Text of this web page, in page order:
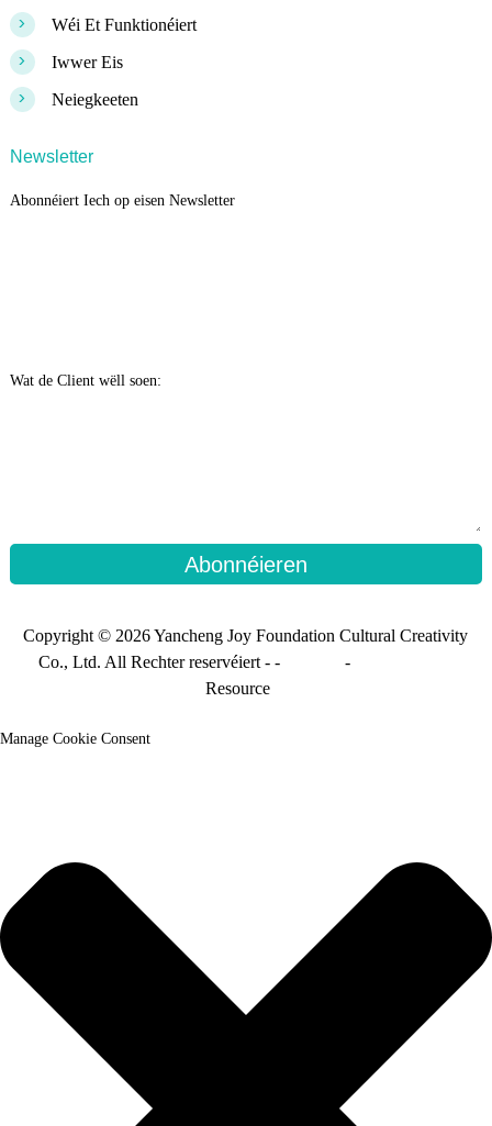
> Wéi Et Funktionéiert
> Iwwer Eis
> Neiegkeeten
Newsletter
Abonnéiert Iech op eisen Newsletter
Wat de Client wëll soen:
Abonnéieren
Copyright © 2026 Yancheng Joy Foundation Cultural Creativity
Co., Ltd. All Rechter reservéiert - -
-
Resource
Manage Cookie Consent